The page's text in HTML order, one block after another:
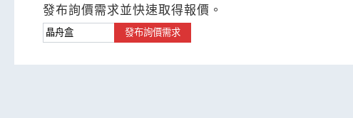
發布詢價需求並快速取得報價。
發布詢價需求